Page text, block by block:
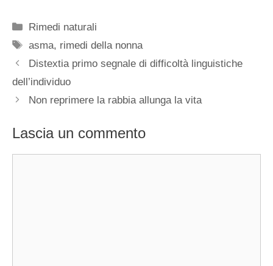
Categorie
Rimedi naturali
Tag
asma, rimedi della nonna
Distextia primo segnale di difficoltà linguistiche
dell’individuo
Non reprimere la rabbia allunga la vita
Lascia un commento